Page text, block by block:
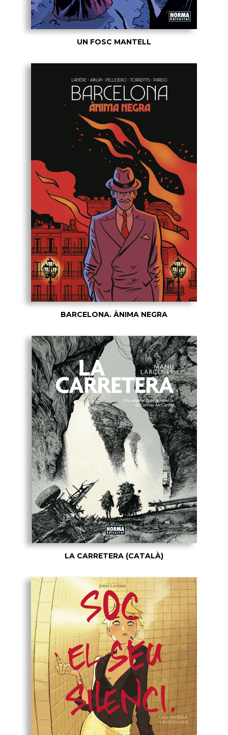
UN FOSC MANTELL
BARCELONA. ÀNIMA NEGRA
LA CARRETERA (CATALÀ)